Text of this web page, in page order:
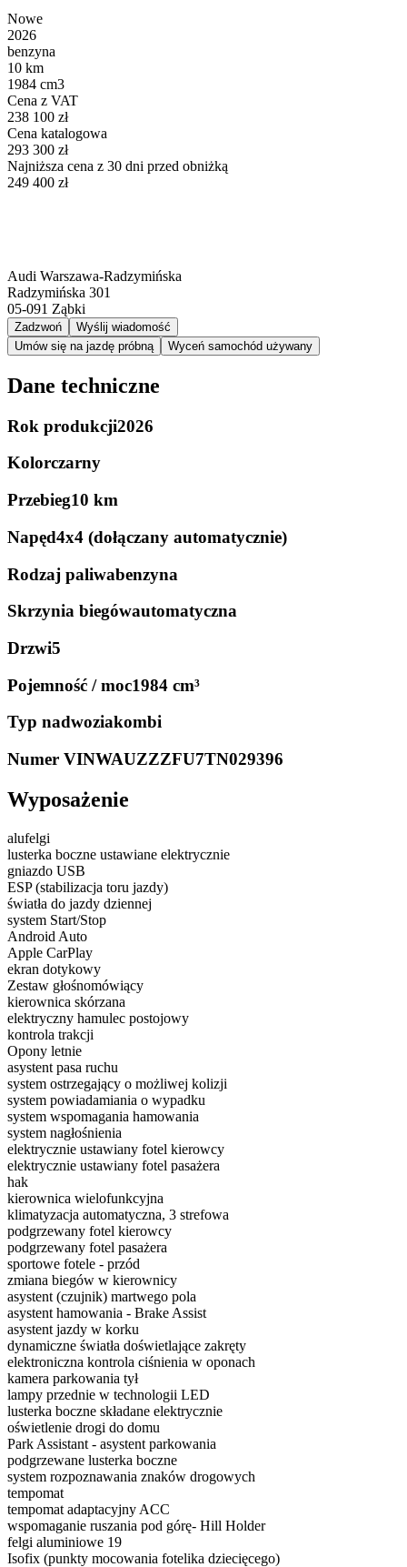
Nowe
2026
benzyna
10 km
1984 cm3
Cena z VAT
238 100 zł
Cena katalogowa
293 300 zł
Najniższa cena z 30 dni przed obniżką
249 400 zł
Audi Warszawa-Radzymińska
Radzymińska 301
05-091 Ząbki
Zadzwoń
Wyślij wiadomość
Umów się na jazdę próbną
Wyceń samochód używany
Dane techniczne
Rok produkcji2026
Kolorczarny
Przebieg10 km
Napęd4x4 (dołączany automatycznie)
Rodzaj paliwabenzyna
Skrzynia biegówautomatyczna
Drzwi5
Pojemność / moc1984 cm³
Typ nadwoziakombi
Numer VINWAUZZZFU7TN029396
Wyposażenie
alufelgi
lusterka boczne ustawiane elektrycznie
gniazdo USB
ESP (stabilizacja toru jazdy)
światła do jazdy dziennej
system Start/Stop
Android Auto
Apple CarPlay
ekran dotykowy
Zestaw głośnomówiący
kierownica skórzana
elektryczny hamulec postojowy
kontrola trakcji
Opony letnie
asystent pasa ruchu
system ostrzegający o możliwej kolizji
system powiadamiania o wypadku
system wspomagania hamowania
system nagłośnienia
elektrycznie ustawiany fotel kierowcy
elektrycznie ustawiany fotel pasażera
hak
kierownica wielofunkcyjna
klimatyzacja automatyczna, 3 strefowa
podgrzewany fotel kierowcy
podgrzewany fotel pasażera
sportowe fotele - przód
zmiana biegów w kierownicy
asystent (czujnik) martwego pola
asystent hamowania - Brake Assist
asystent jazdy w korku
dynamiczne światła doświetlające zakręty
elektroniczna kontrola ciśnienia w oponach
kamera parkowania tył
lampy przednie w technologii LED
lusterka boczne składane elektrycznie
oświetlenie drogi do domu
Park Assistant - asystent parkowania
podgrzewane lusterka boczne
system rozpoznawania znaków drogowych
tempomat
tempomat adaptacyjny ACC
wspomaganie ruszania pod górę- Hill Holder
felgi aluminiowe 19
Isofix (punkty mocowania fotelika dziecięcego)